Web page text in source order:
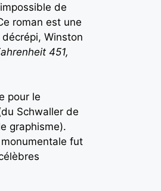
de
roman est une
Winston
451,
pour le
Schwaller de
graphisme).
fut